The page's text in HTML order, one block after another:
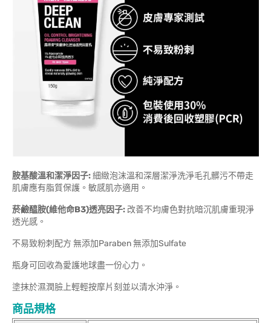
胺基酸溫和潔淨因子:細緻泡沫溫和深層潔淨洗淨毛孔髒污不帶走
肌膚應有脂質保護。敏感肌亦適用。
菸鹼醯胺(維他命B3)透亮因子: 改善不均膚色對抗暗沉肌膚重現淨
透光感。
不易致粉刺配方 無添加Paraben 無添加Sulfate
瓶身可回收為愛護地球盡一份心力。
塗抹於濕潤臉上輕輕按摩片刻並以清水沖淨。
商品規格